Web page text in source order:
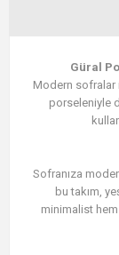
Güral
Modern sofralar
porseleniyle
Sofranıza
bu takım,
minimalist hem